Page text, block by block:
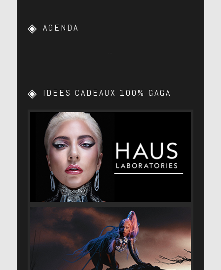
AGENDA
IDEES CADEAUX 100% GAGA